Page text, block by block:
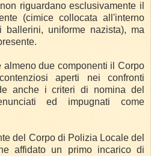
riguardano esclusivamente il
(cimice collocata all'interno
uniforme nazista), ma
almeno due componenti il Corpo
aperti nei confronti
anche i criteri di nomina del
ed impugnati come
del Corpo di Polizia Locale del
affidato un primo incarico di